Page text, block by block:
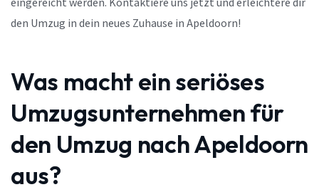
eingereicht werden. Kontaktiere uns jetzt und erleichtere dir
den Umzug in dein neues Zuhause in Apeldoorn!
Was macht ein seriöses
Umzugsunternehmen für
den Umzug nach Apeldoorn
aus?